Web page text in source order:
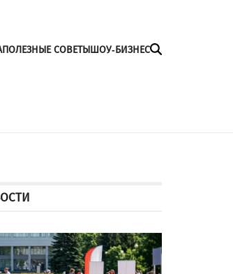
ПОЛЕЗНЫЕ СОВЕТЫШОУ-БИЗНЕС